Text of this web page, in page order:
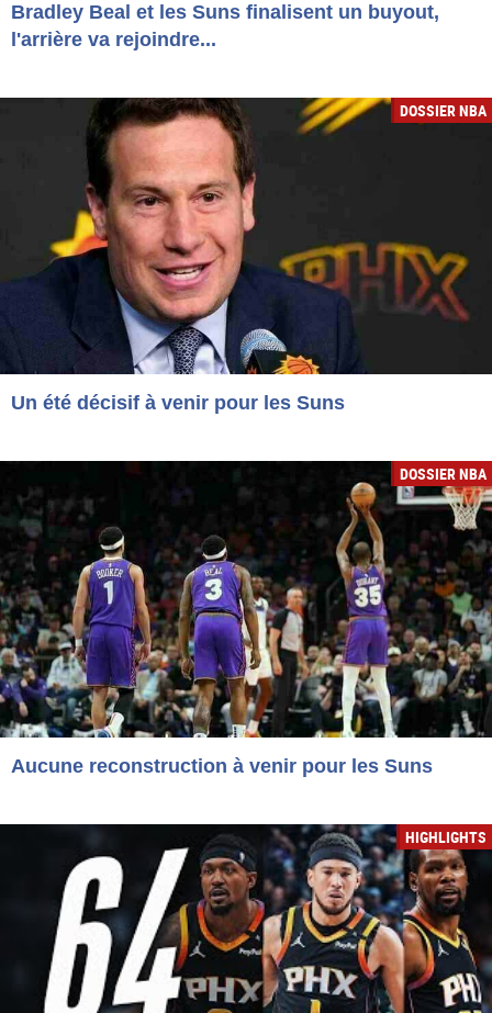
Bradley Beal et les Suns finalisent un buyout,
l'arrière va rejoindre...
DOSSIER NBA
Un été décisif à venir pour les Suns
DOSSIER NBA
Aucune reconstruction à venir pour les Suns
HIGHLIGHTS